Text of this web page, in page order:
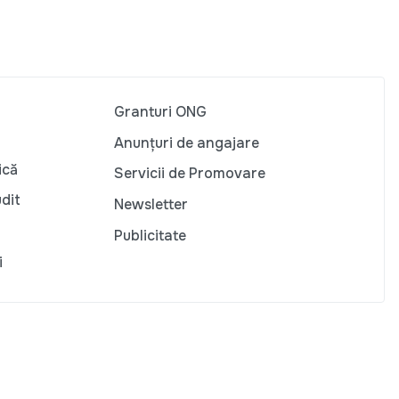
Granturi ONG
Anunțuri de angajare
Servicii de Promovare
Newsletter
Publicitate